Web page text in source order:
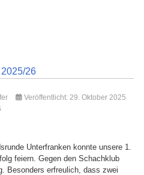
26
Veröffentlicht: 29. Oktober 2025
Unterfranken konnte unsere 1.
feiern. Gegen den Schachklub
Besonders erfreulich, dass zwei